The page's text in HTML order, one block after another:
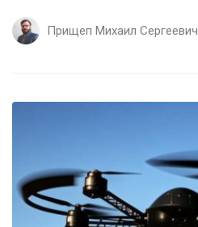
Прищеп Михаил Сергеевич